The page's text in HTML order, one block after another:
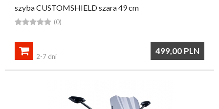
szyba CUSTOMSHIELD szara 49 cm
 (0)
499,00 PLN

2-7 dni